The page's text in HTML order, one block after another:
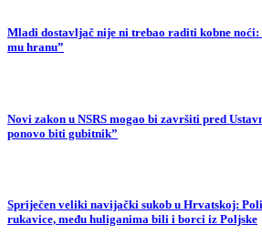
Mladi dostavljač nije ni trebao raditi kobne noći:
mu hranu”
Novi zakon u NSRS mogao bi završiti pred
ponovo biti gubitnik”
Spriječen veliki navijački sukob u Hrvatskoj:
rukavice, među huliganima bili i borci iz Poljske